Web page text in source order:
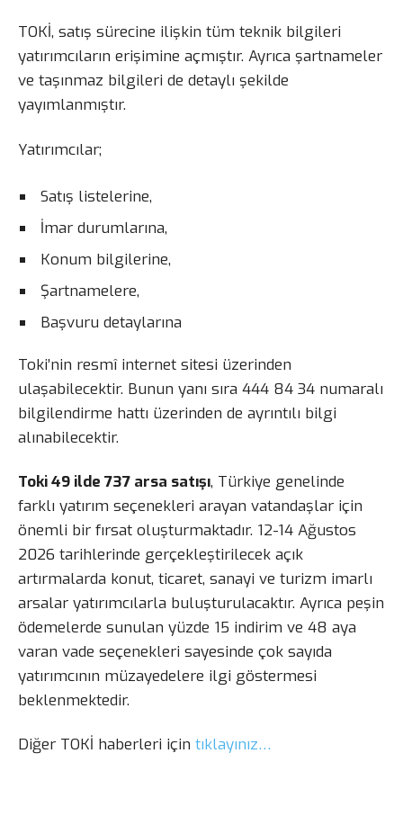
TOKİ, satış sürecine ilişkin tüm teknik bilgileri
yatırımcıların erişimine açmıştır. Ayrıca şartnameler
ve taşınmaz bilgileri de detaylı şekilde
yayımlanmıştır.
Yatırımcılar;
Satış listelerine,
İmar durumlarına,
Konum bilgilerine,
Şartnamelere,
Başvuru detaylarına
Toki’nin resmî internet sitesi üzerinden
ulaşabilecektir. Bunun yanı sıra 444 84 34 numaralı
bilgilendirme hattı üzerinden de ayrıntılı bilgi
alınabilecektir.
Toki 49 ilde 737 arsa satışı, Türkiye genelinde
farklı yatırım seçenekleri arayan vatandaşlar için
önemli bir fırsat oluşturmaktadır. 12-14 Ağustos
2026 tarihlerinde gerçekleştirilecek açık
artırmalarda konut, ticaret, sanayi ve turizm imarlı
arsalar yatırımcılarla buluşturulacaktır. Ayrıca peşin
ödemelerde sunulan yüzde 15 indirim ve 48 aya
varan vade seçenekleri sayesinde çok sayıda
yatırımcının müzayedelere ilgi göstermesi
beklenmektedir.
Diğer TOKİ haberleri için tıklayınız…